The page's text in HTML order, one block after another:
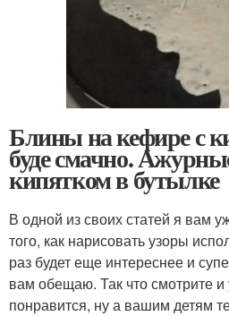
Блины на кефире с
буде смачно.
кипятком в бутылке
В одной из своих статей я вам
того, как нарисовать узоры
раз будет еще интереснее и
вам обещаю. Так что смотрите и
понравится, ну а вашим детям